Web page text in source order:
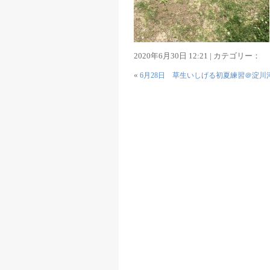
2020年6月30日 12:21 | カテゴリー：
« 6月28日 草生いしげる初夏練習＠淀川